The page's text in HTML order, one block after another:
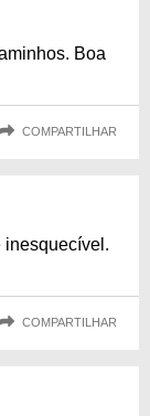
Boa
COMPARTILHAR
inesquecível.
COMPARTILHAR